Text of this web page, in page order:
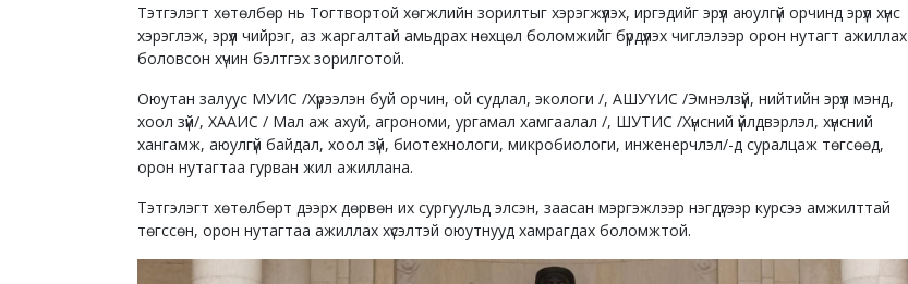
Тэтгэлэгт хөтөлбөр нь Тогтвортой хөгжлийн зорилтыг хэрэгжүүлэх, иргэдийг эрүүл аюулгүй орчинд эрүүл хүнс
хэрэглэж, эрүүл чийрэг, аз жаргалтай амьдрах нөхцөл боломжийг бүрдүүлэх чиглэлээр орон нутагт ажиллах
боловсон хүчин бэлтгэх зорилготой.
Оюутан залуус МУИС /Хүрээлэн буй орчин, ой судлал, экологи /, АШУҮИС /Эмнэлзүй, нийтийн эрүүл мэнд,
хоол зүй/, ХААИС / Мал аж ахуй, агрономи, ургамал хамгаалал /, ШУТИС /Хүнсний үйлдвэрлэл, хүнсний
хангамж, аюулгүй байдал, хоол зүй, биотехнологи, микробиологи, инженерчлэл/-д суралцаж төгсөөд,
орон нутагтаа гурван жил ажиллана.
Тэтгэлэгт хөтөлбөрт дээрх дөрвөн их сургуульд элсэн, заасан мэргэжлээр нэгдүгээр курсээ амжилттай
төгссөн, орон нутагтаа ажиллах хүсэлтэй оюутнууд хамрагдах боломжтой.